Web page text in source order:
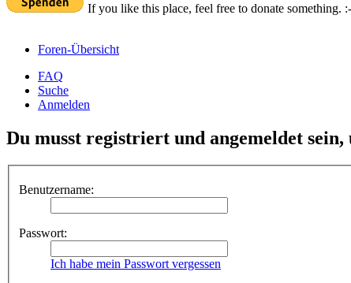
If you like this place, feel free to donate something.
Foren-Übersicht
FAQ
Suche
Anmelden
Du musst registriert und angemeldet
Benutzername:
Passwort:
Ich habe mein Passwort vergessen